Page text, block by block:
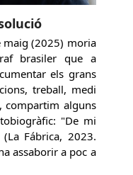
maig (2025) moria
brasiler que a
els grans
treball, medi
compartim alguns
"De mi
Fábrica, 2023.
assaborir a poc a